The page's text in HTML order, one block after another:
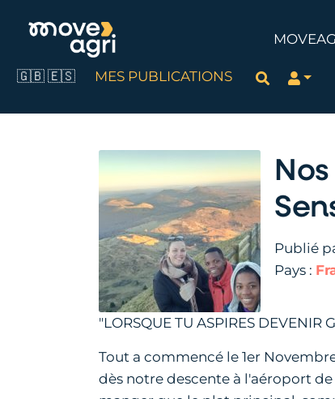
🇬🇧 🇪🇸 MES PUBLICATIONS Rechercher
Publié
Pays :
"LORSQUE TU ASPIRES DEVENIR
Tout a commencé le 1er
dès notre descente à l'aéroport